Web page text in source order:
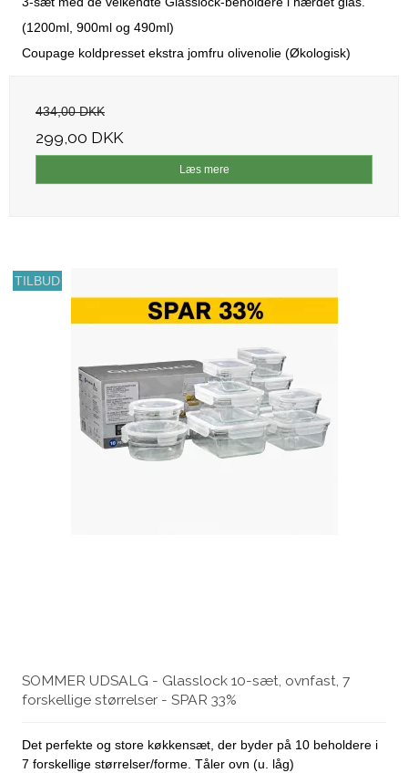
(1200ml, 900ml og 490ml)
Coupage koldpresset ekstra jomfru olivenolie (Økologisk)
434,00 DKK
299,00 DKK
Læs mere
TILBUD
SOMMER UDSALG - Glasslock 10-sæt, ovnfast, 7
forskellige størrelser - SPAR 33%
Det perfekte og store køkkensæt, der byder på 10 beholdere i
7 forskellige størrelser/forme. Tåler ovn (u. låg)